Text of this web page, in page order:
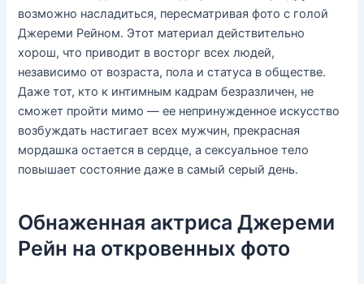
возможно насладиться, пересматривая фото с голой
Джереми Рейном. Этот материал действительно
хорош, что приводит в восторг всех людей,
независимо от возраста, пола и статуса в обществе.
Даже тот, кто к интимным кадрам безразличен, не
сможет пройти мимо — ее непринужденное искусство
возбуждать настигает всех мужчин, прекрасная
мордашка остается в сердце, а сексуальное тело
повышает состояние даже в самый серый день.
Обнаженная актриса Джереми
Рейн на откровенных фото